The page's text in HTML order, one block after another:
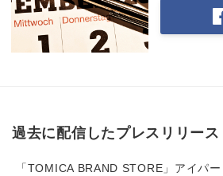
過去に配信したプレスリリース
「TOMICA BRAND STORE」アイパー